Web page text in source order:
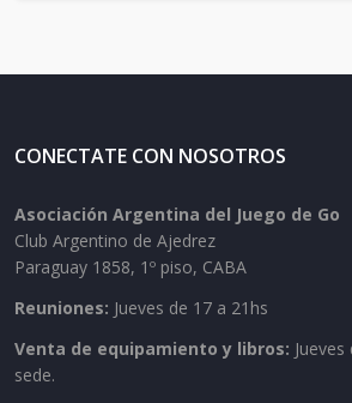
CONECTATE CON NOSOTROS
Asociación Argentina del Juego de Go
Club Argentino de Ajedrez
Paraguay 1858, 1º piso, CABA
Reuniones: Jueves de 17 a 21hs
Venta de equipamiento y libros:
sede.